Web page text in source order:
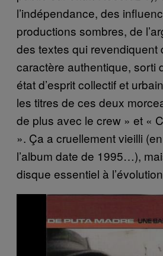
l’indépendance, des
productions sombres, de
des textes qui revendiquent
caractère authentique, sorti
état d’esprit collectif et
les titres de ces deux
de plus avec le crew » et «
». Ça a cruellement vieilli
l’album date de 1995…),
disque essentiel à